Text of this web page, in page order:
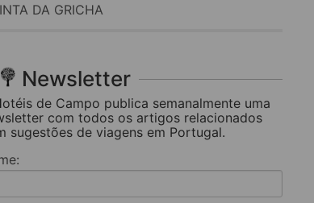
DA GRICHA
Newsletter
de Campo publica semanalmente uma
com todos os artigos relacionados
sugestões de viagens em Portugal.